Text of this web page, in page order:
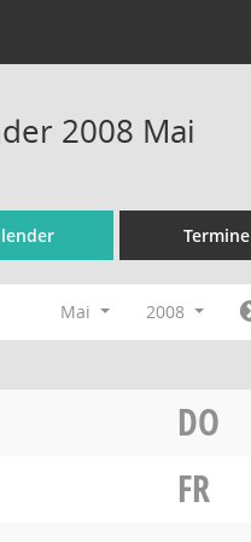
2008 Mai
Termine
Mai 2008
DO
FR